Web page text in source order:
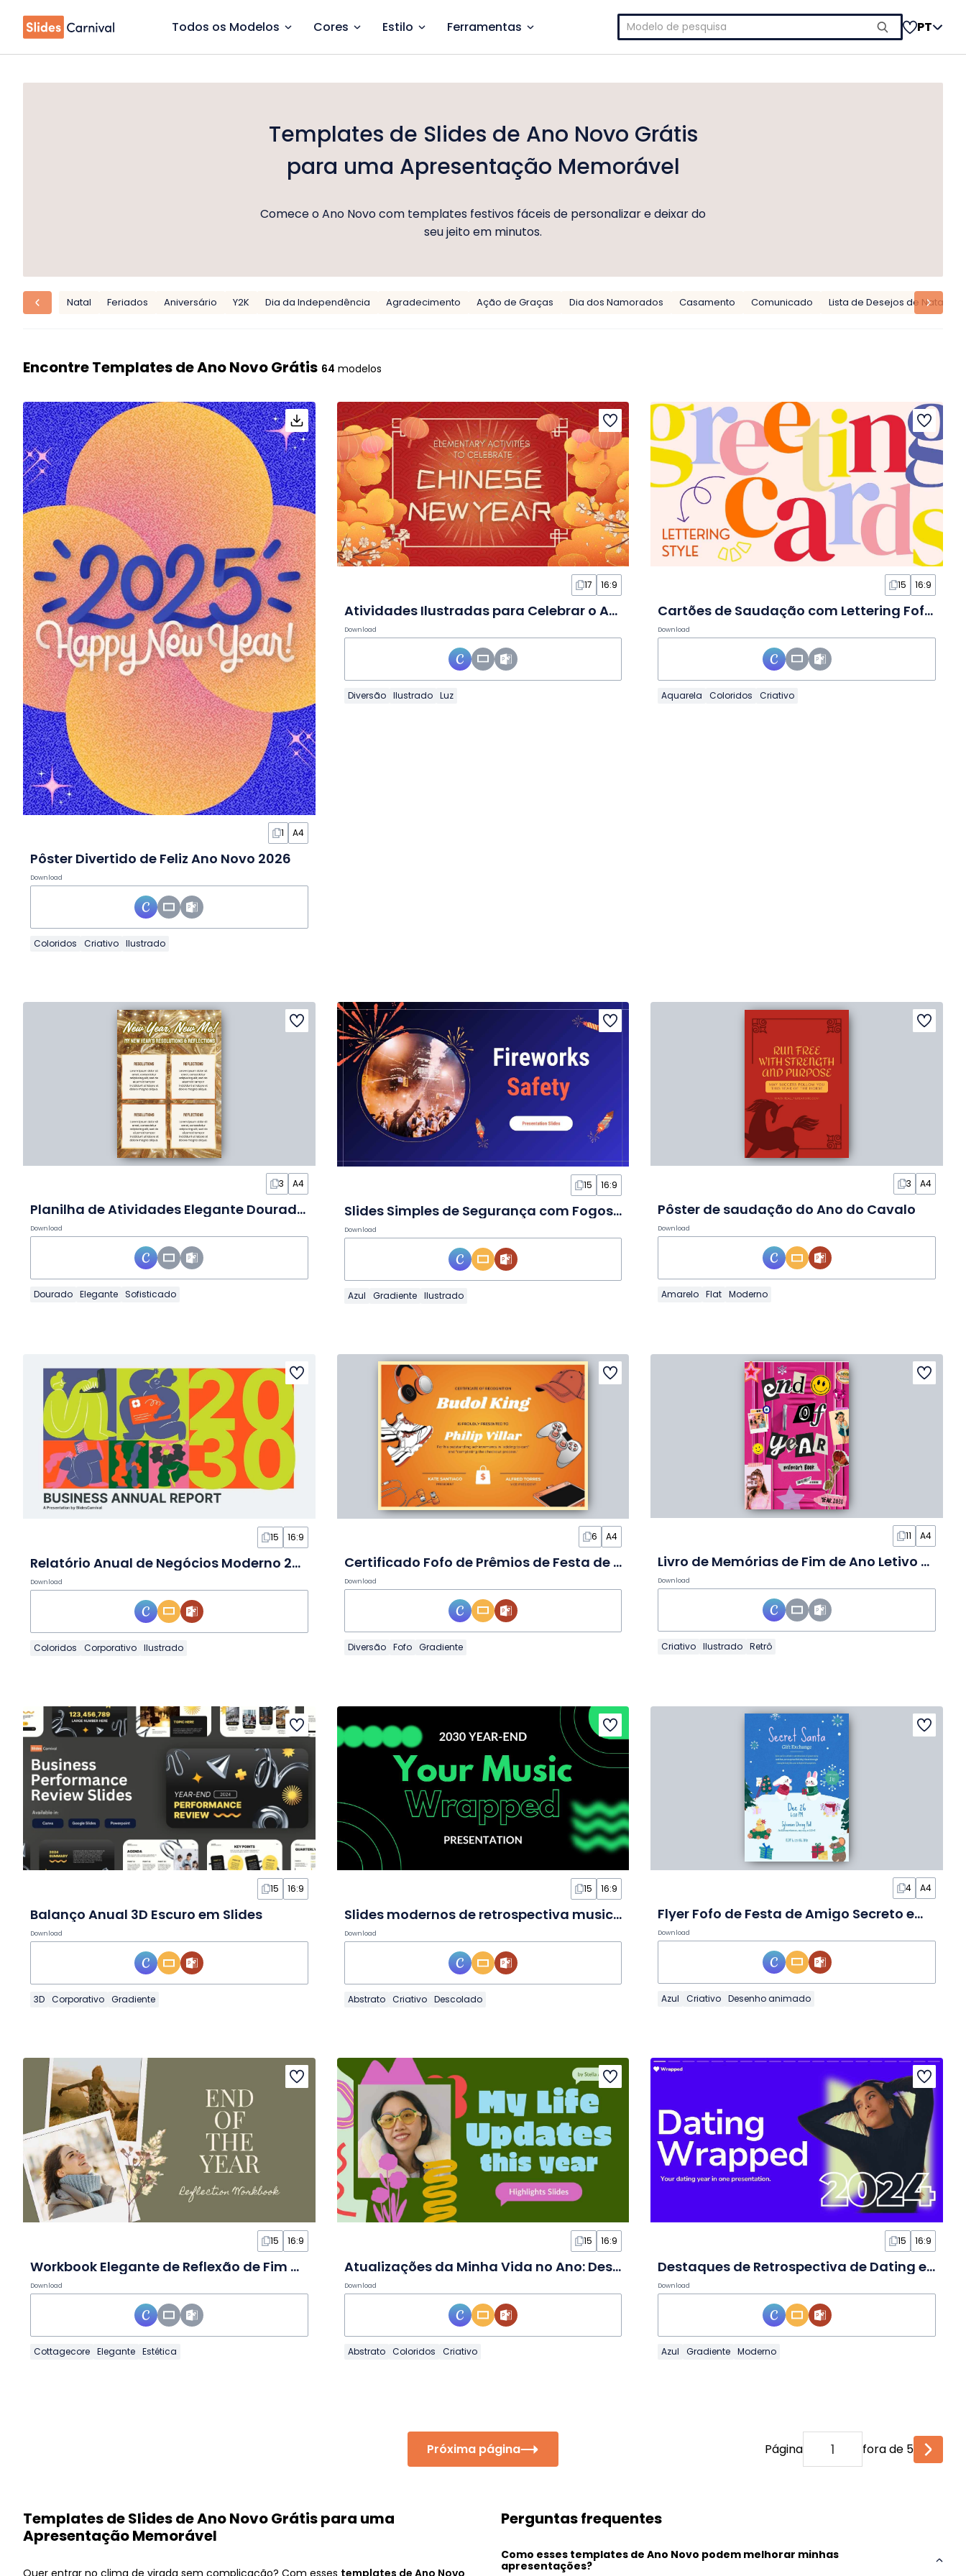
Todos os Modelos Cores Estilo Ferramentas
Pesquisar
por:
PT
Templates de Slides de Ano Novo Grátis
para uma Apresentação Memorável
Comece o Ano Novo com templates festivos fáceis de personalizar e deixar do
seu jeito em minutos.
Natal Feriados Aniversário Y2K Dia da Independência Agradecimento Ação de Graças Dia dos Namorados Casamento Comunicado Lista de Desejos de Natal
Encontre Templates de Ano Novo Grátis 64 modelos
1 A4
Pôster Divertido de Feliz Ano Novo 2026
Download
Coloridos Criativo Ilustrado
17 16:9
Atividades Ilustradas para Celebrar o Ano-Novo Chinês em Slides
Download
Diversão Ilustrado Luz
15 16:9
Cartões de Saudação com Lettering Fofo em Slides
Download
Aquarela Coloridos Criativo
3 A4
Planilha de Atividades Elegante Dourada de Metas e Reflexões de Ano Novo
Download
Dourado Elegante Sofisticado
15 16:9
Slides Simples de Segurança com Fogos de Artifício
Download
Azul Gradiente Ilustrado
3 A4
Pôster de saudação do Ano do Cavalo
Download
Amarelo Flat Moderno
15 16:9
Relatório Anual de Negócios Moderno 2025 em Slides
Download
Coloridos Corporativo Ilustrado
6 A4
Certificado Fofo de Prêmios de Festa de Fim de Ano em Slides
Download
Diversão Fofo Gradiente
11 A4
Livro de Memórias de Fim de Ano Letivo em Slides
Download
Criativo Ilustrado Retrô
15 16:9
Balanço Anual 3D Escuro em Slides
Download
3D Corporativo Gradiente
15 16:9
Slides modernos de retrospectiva musical de fim de ano 2025
Download
Abstrato Criativo Descolado
4 A4
Flyer Fofo de Festa de Amigo Secreto em Slides
Download
Azul Criativo Desenho animado
15 16:9
Workbook Elegante de Reflexão de Fim de Ano em Slides
Download
Cottagecore Elegante Estética
15 16:9
Atualizações da Minha Vida no Ano: Destaques em Slides
Download
Abstrato Coloridos Criativo
15 16:9
Destaques de Retrospectiva de Dating em Slides Minimalistas
Download
Azul Gradiente Moderno
Próxima página Página fora de 5
Templates de Slides de Ano Novo Grátis para uma
Apresentação Memorável
Perguntas frequentes
Como esses templates de Ano Novo podem melhorar minhas
apresentações?